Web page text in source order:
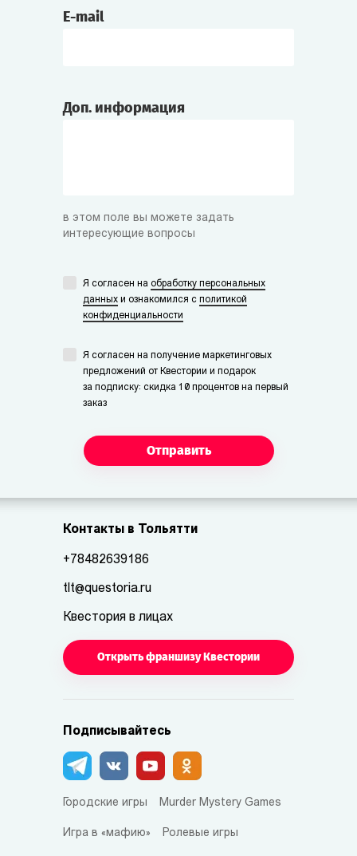
E-mail
Доп. информация
в этом поле вы можете задать
интересующие вопросы
Я согласен на обработку персональных
данных и ознакомился с политикой
конфиденциальности
Я согласен на получение маркетинговых
предложений от Квестории и подарок
за подписку: скидка 10 процентов на первый
заказ
Отправить
Контакты в Тольятти
+78482639186
tlt@questoria.ru
Квестория в лицах
Открыть франшизу Квестории
Подписывайтесь
Городские игры Murder Mystery Games
Игра в «мафию» Ролевые игры